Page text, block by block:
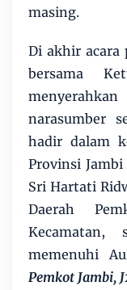
masing.
Di akhir acara
bersama
narasumber
hadir dalam
Provinsi
Sri Hartati
Daerah
Kecamatan,
memenuhi
Pemkot Jambi,